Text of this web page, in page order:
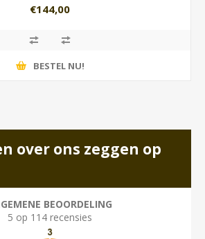
€144,00
BESTEL NU!
over ons zeggen op
BEOORDELING
5 op 114 recensies